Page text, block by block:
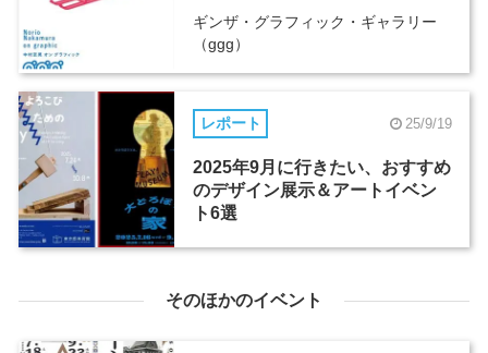
ギンザ・グラフィック・ギャラリー
（ggg）
レポート 25/9/19
2025年9月に行きたい、おすすめ
のデザイン展示＆アートイベン
ト6選
そのほかのイベント